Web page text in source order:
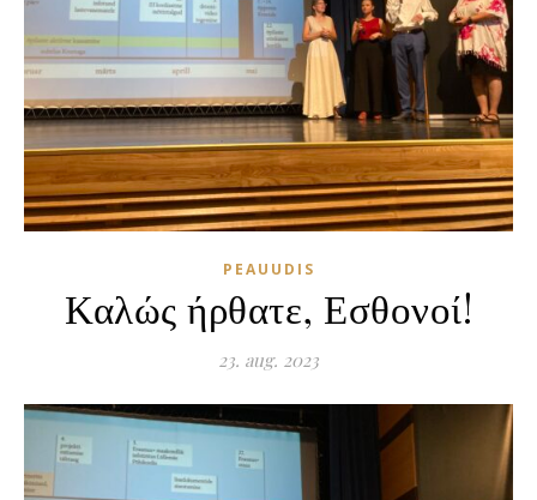
PEAUUDIS
Καλώς ήρθατε, Εσθονοί!
23. aug. 2023